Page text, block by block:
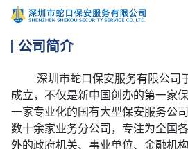
公司简介
深圳市蛇口保安服务有限公司
成立，不仅是新中国创办的第一家
一家专业化的国有大型保安服务公
数十余家业务分公司，专注为全国
外的政府机关、事业单位、金融机